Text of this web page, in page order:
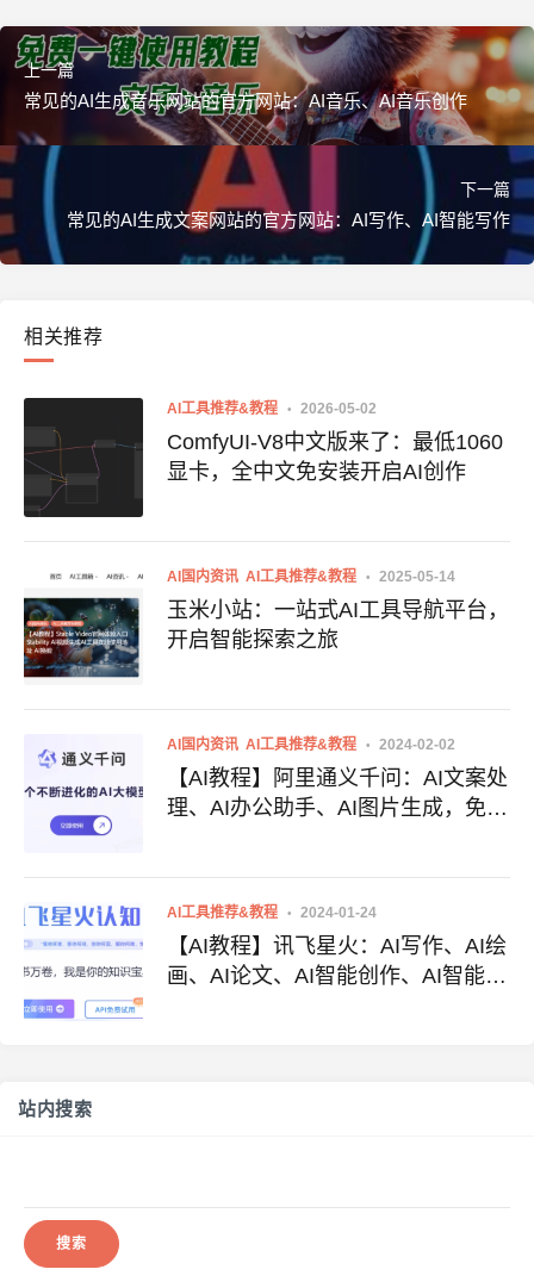
上一篇
常见的AI生成音乐网站的官方网站：AI音乐、AI音乐创作
下一篇
常见的AI生成文案网站的官方网站：AI写作、AI智能写作
相关推荐
AI工具推荐&教程 2026-05-02
ComfyUI-V8中文版来了：最低1060
显卡，全中文免安装开启AI创作
AI国内资讯 AI工具推荐&教程 2025-05-14
玉米小站：一站式AI工具导航平台，
开启智能探索之旅
AI国内资讯 AI工具推荐&教程 2024-02-02
【AI教程】阿里通义千问：AI文案处
理、AI办公助手、AI图片生成，免费
AI工具推荐&教程 2024-01-24
【AI教程】讯飞星火：AI写作、AI绘
画、AI论文、AI智能创作、AI智能助
站内搜索